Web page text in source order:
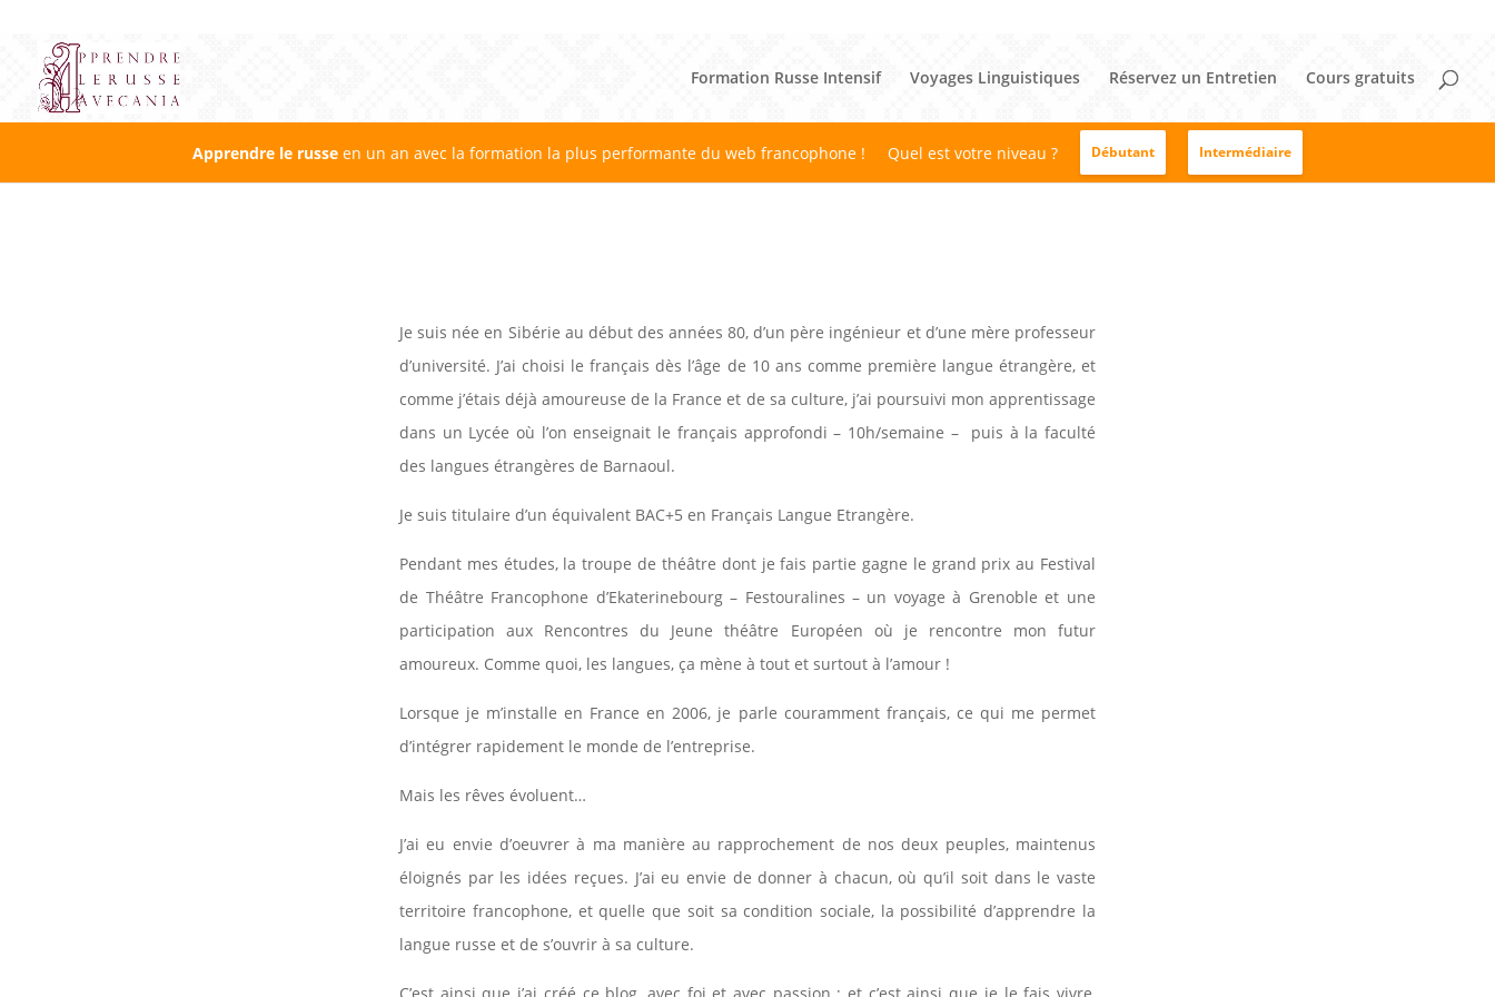
Formation Russe Intensif Voyages Linguistiques Réservez un Entretien Cours gratuits
Apprendre le russe en un an avec la formation la plus performante du web francophone ! Quel est votre niveau ? Débutant Intermédiaire
Je suis née en Sibérie au début des années 80, d’un père ingénieur et d’une mère professeur
d’université. J’ai choisi le français dès l’âge de 10 ans comme première langue étrangère, et
comme j’étais déjà amoureuse de la France et de sa culture, j’ai poursuivi mon apprentissage
dans un Lycée où l’on enseignait le français approfondi – 10h/semaine – puis à la faculté
des langues étrangères de Barnaoul.
Je suis titulaire d’un équivalent BAC+5 en Français Langue Etrangère.
Pendant mes études, la troupe de théâtre dont je fais partie gagne le grand prix au Festival
de Théâtre Francophone d’Ekaterinebourg – Festouralines – un voyage à Grenoble et une
participation aux Rencontres du Jeune théâtre Européen où je rencontre mon futur
amoureux. Comme quoi, les langues, ça mène à tout et surtout à l’amour !
Lorsque je m’installe en France en 2006, je parle couramment français, ce qui me permet
d’intégrer rapidement le monde de l’entreprise.
Mais les rêves évoluent…
J’ai eu envie d’oeuvrer à ma manière au rapprochement de nos deux peuples, maintenus
éloignés par les idées reçues. J’ai eu envie de donner à chacun, où qu’il soit dans le vaste
territoire francophone, et quelle que soit sa condition sociale, la possibilité d’apprendre la
langue russe et de s’ouvrir à sa culture.